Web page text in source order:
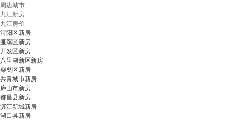
周边城市
九江新房
九江房价
浔阳区新房
濂溪区新房
开发区新房
八里湖新区新房
柴桑区新房
共青城市新房
庐山市新房
都昌县新房
滨江新城新房
湖口县新房